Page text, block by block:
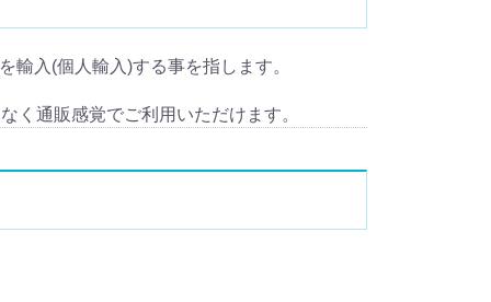
入(個人輸入)する事を指します。
く通販感覚でご利用いただけます。